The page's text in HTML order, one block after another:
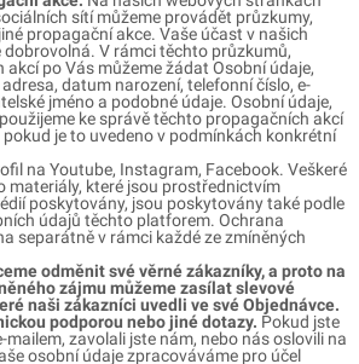
sítí můžeme provádět průzkumy,
propagační akce. Vaše účast v našich
V rámci těchto průzkumů,
po Vás můžeme žádat Osobní údaje,
datum narození, telefonní číslo, e-
jméno a podobné údaje. Osobní údaje,
ke správě těchto propagačních akcí
pokud je to uvedeno v podmínkách konkrétní
na Youtube, Instagram, Facebook. Veškeré
materiály, které jsou prostřednictvím
poskytovány, jsou poskytovány také podle
údajů těchto platforem. Ochrana
separátně v rámci každé ze zmíněných
odměnit své věrné zákazníky, a proto na
zájmu můžeme zasílat slevové
naši zákazníci uvedli ve své Objednávce.
podporou nebo jiné dotazy. Pokud jste
zavolali jste nám, nebo nás oslovili na
osobní údaje zpracováváme pro účel